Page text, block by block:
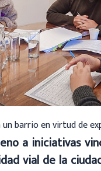
barrio en virtud de
a iniciativas
vial de la